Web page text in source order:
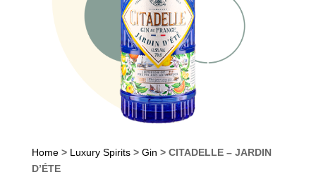
Home> Luxury Spirits> Gin > CITADELLE – JARDIN
D’ÉTE